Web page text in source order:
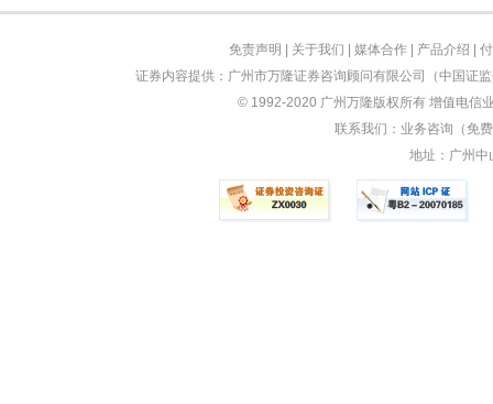
免责声明 关于我们 媒体合作| 产品介绍
证券内容提供：广州市万隆证券咨询顾问有限公司（中国证
© 1992-2020 广州万隆版权所有 增值电信
联系我们：业务咨询（免
地址：广州中